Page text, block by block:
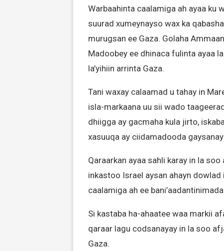
Warbaahinta caalamiga ah ayaa ku
suurad xumeynayso wax ka
murugsan ee Gaza. Golaha
Madoobey ee dhinaca fulinta ayaa
la’yihiin arrinta Gaza.
Tani waxay calaamad u tahay in
isla-markaana uu sii wado
dhiigga ay gacmaha kula jirto,
xasuuqa ay ciidamadooda
Qaraarkan ayaa sahli karay in la
inkastoo Israel aysan ahayn
caalamiga ah ee
Si kastaba ha-ahaatee waa markii
qaraar lagu codsanayay in la soo
Gaza.